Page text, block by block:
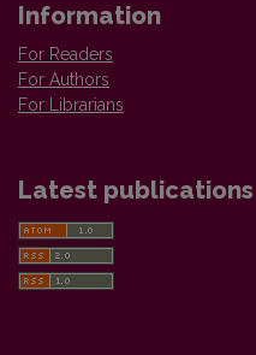
Information
For Readers
For Authors
For Librarians
Latest publications